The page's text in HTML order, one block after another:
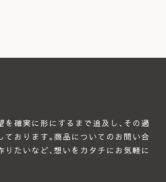
を確実に形にするまで追及し､その過
ております｡商品についてのお問い合
りたいなど､想いをカタチにお気軽に